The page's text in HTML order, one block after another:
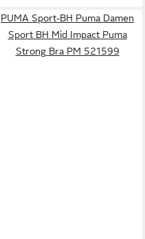
PUMA Sport-BH Puma Damen
Sport BH Mid Impact Puma
Strong Bra PM 521599